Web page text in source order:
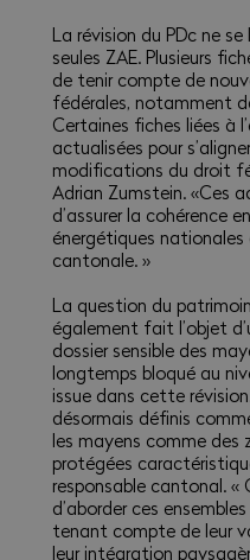
La révision du PDc ne
seules ZAE. Plusieurs
de tenir compte de
fédérales, notamment
Certaines fiches liées à
actualisées pour
modifications du droit
Adrian Zumstein. «Ces
d’assurer la cohérence
énergétiques
cantonale. »
La question du
également fait l’objet
dossier sensible des
longtemps bloqué au
issue dans cette
désormais définis
les mayens comme des
protégées
responsable cantonal.
d’aborder ces
tenant compte de leur
leur intégration